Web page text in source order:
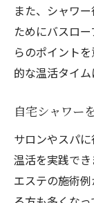
また、シャワ
ためにバスロ
らのポイント
的な温活タイム
自宅シャワー
サロンやスパ
温活を実践で
エステの施術